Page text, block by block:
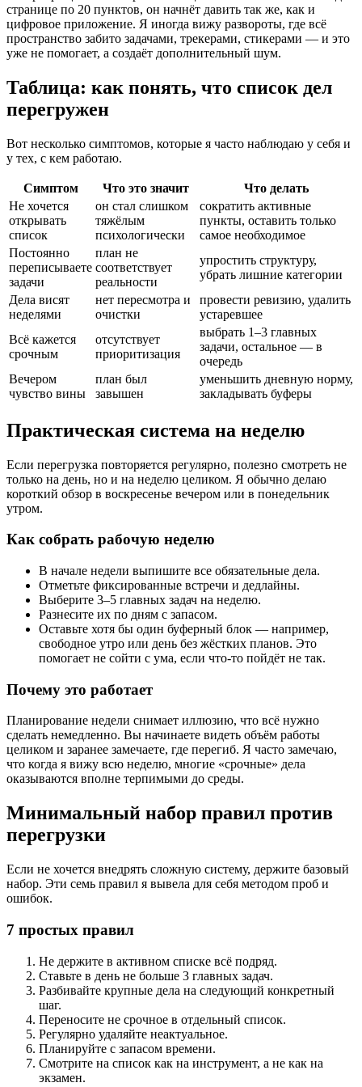
странице по 20 пунктов, он начнёт давить так же, как и
цифровое приложение. Я иногда вижу развороты, где всё
пространство забито задачами, трекерами, стикерами — и это
уже не помогает, а создаёт дополнительный шум.
Таблица: как понять, что список дел
перегружен
Вот несколько симптомов, которые я часто наблюдаю у себя и
у тех, с кем работаю.
Симптом Что это значит
Что делать
Не хочется
открывать
список
он стал слишком
тяжёлым
психологически
сократить активные
пункты, оставить только
самое необходимое
Постоянно
переписываете
задачи
план не
соответствует
реальности
упростить структуру,
убрать лишние категории
Дела висят
неделями
нет пересмотра и
очистки
провести ревизию, удалить
устаревшее
Всё кажется
срочным
отсутствует
приоритизация
выбрать 1–3 главных
задачи, остальное — в
очередь
Вечером
чувство вины
план был
завышен
уменьшить дневную норму,
закладывать буферы
Практическая система на неделю
Если перегрузка повторяется регулярно, полезно смотреть не
только на день, но и на неделю целиком. Я обычно делаю
короткий обзор в воскресенье вечером или в понедельник
утром.
Как собрать рабочую неделю
В начале недели выпишите все обязательные дела.
Отметьте фиксированные встречи и дедлайны.
Выберите 3–5 главных задач на неделю.
Разнесите их по дням с запасом.
Оставьте хотя бы один буферный блок — например,
свободное утро или день без жёстких планов. Это
помогает не сойти с ума, если что-то пойдёт не так.
Почему это работает
Планирование недели снимает иллюзию, что всё нужно
сделать немедленно. Вы начинаете видеть объём работы
целиком и заранее замечаете, где перегиб. Я часто замечаю,
что когда я вижу всю неделю, многие «срочные» дела
оказываются вполне терпимыми до среды.
Минимальный набор правил против
перегрузки
Если не хочется внедрять сложную систему, держите базовый
набор. Эти семь правил я вывела для себя методом проб и
ошибок.
7 простых правил
Не держите в активном списке всё подряд.
Ставьте в день не больше 3 главных задач.
Разбивайте крупные дела на следующий конкретный
шаг.
Переносите не срочное в отдельный список.
Регулярно удаляйте неактуальное.
Планируйте с запасом времени.
Смотрите на список как на инструмент, а не как на
экзамен.